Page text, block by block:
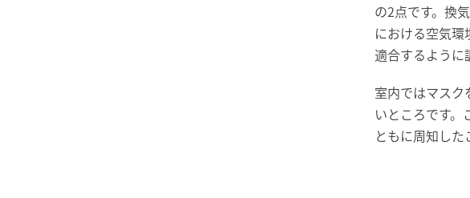
の2点です。換
における空気
適合するように
室内ではマス
いところです
ともに周知した